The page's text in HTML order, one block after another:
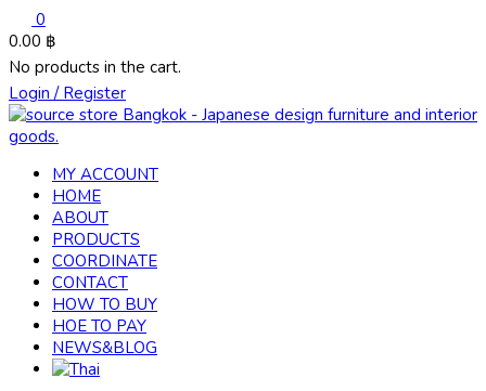
0
0.00 ฿
No products in the cart.
Login / Register
MY ACCOUNT
HOME
ABOUT
PRODUCTS
COORDINATE
CONTACT
HOW TO BUY
HOE TO PAY
NEWS&BLOG